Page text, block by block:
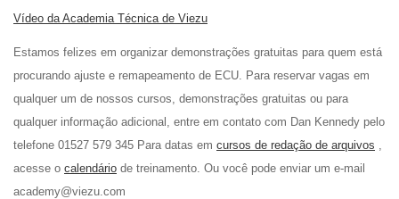
Vídeo da Academia Técnica de Viezu
Estamos felizes em organizar demonstrações gratuitas para quem está
procurando ajuste e remapeamento de ECU. Para reservar vagas em
qualquer um de nossos cursos, demonstrações gratuitas ou para
qualquer informação adicional, entre em contato com Dan Kennedy pelo
telefone 01527 579 345 Para datas em cursos de redação de arquivos ,
acesse o calendário de treinamento. Ou você pode enviar um e-mail
academy@viezu.com